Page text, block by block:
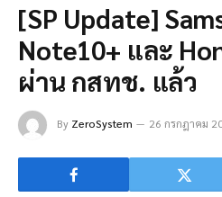
[SP Update]
Note10+ และ
ผ่าน กสทช. แล้ว
By ZeroSystem 26 กรกฎาคม